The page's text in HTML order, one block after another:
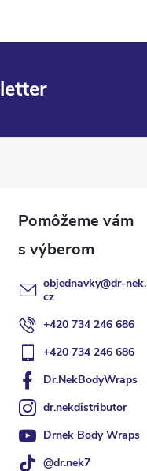
objednavky@dr-nek.
cz
+420 734 246 686
+420 734 246 686
Dr.NekBodyWraps
dr.nekdistributor
Drnek Body Wraps
@dr.nek7